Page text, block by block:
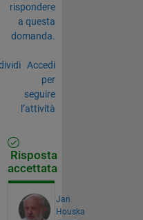
rispondere
a questa
domanda.
Accedi
per
seguire
l’attività
Risposta
accettata
Jan
Houska